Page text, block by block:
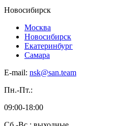
Новосибирск
Москва
Новосибирск
Екатеринбург
Самара
E-mail: nsk@san.team
Пн.-Пт.:
09:00-18:00